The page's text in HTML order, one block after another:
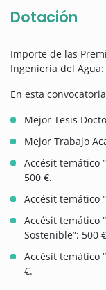
Dotación
Importe de las
Ingeniería del Agua:
En esta
Mejor Tesis
Mejor Trabajo
Accésit temático
500 €.
Accésit temático
Accésit temático
Sostenible”: 500
Accésit temático
€.